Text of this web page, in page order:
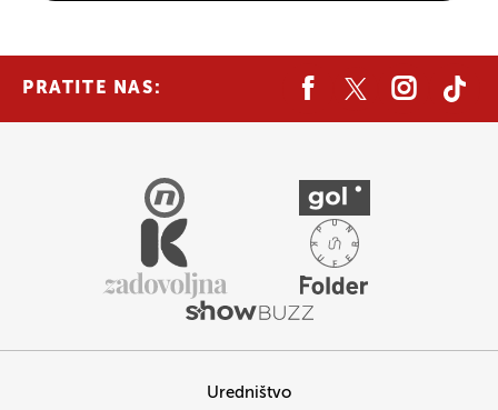
PRATITE NAS:
Uredništvo